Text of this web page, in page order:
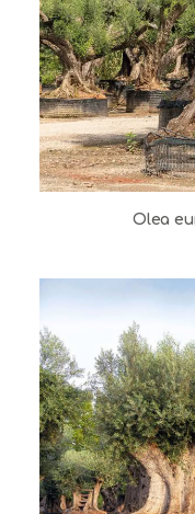
Olea